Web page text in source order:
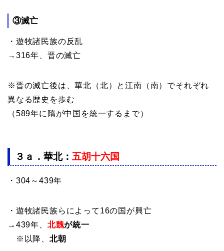
③滅亡
・遊牧諸民族の反乱
→316年、晋の滅亡
※晋の滅亡後は、華北（北）と江南（南）でそれぞれ
異なる歴史を歩む
（589年に隋が中国を統一するまで）
３ａ． 華北： 五胡十六国
・304～439年
・遊牧諸民族らによって16の国が興亡
→439年、 北魏が統一
※以降、北朝